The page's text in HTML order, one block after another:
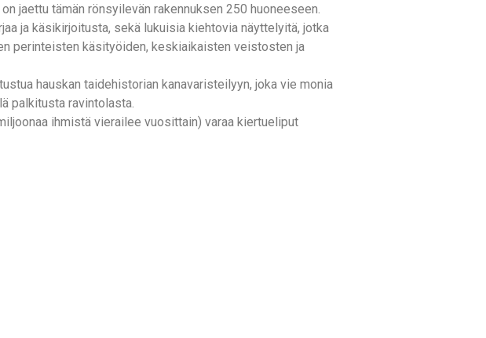
jaettu tämän rönsyilevän rakennuksen 250 huoneeseen.
ja käsikirjoitusta, sekä lukuisia kiehtovia näyttelyitä, jotka
perinteisten käsityöiden, keskiaikaisten veistosten ja
hauskan taidehistorian kanavaristeilyyn, joka vie monia
palkitusta ravintolasta.
ihmistä vierailee vuosittain) varaa kiertueliput